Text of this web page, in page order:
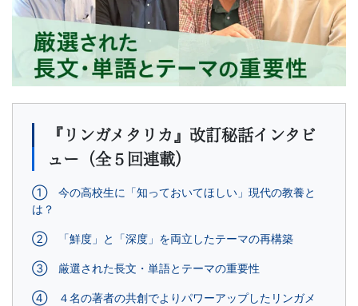
幼
児・
小
『リンガメタリカ』改訂秘話インタビ
ュー（全５回連載）
① 今の高校生に「知っておいてほしい」現代の教養と
は？
② 「鮮度」と「深度」を両立したテーマの再構築
③ 厳選された長文・単語とテーマの重要性
④ ４名の著者の共創でよりパワーアップしたリンガメ